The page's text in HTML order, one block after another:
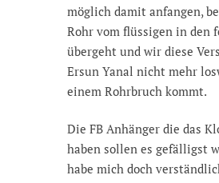
möglich damit anfangen,
Rohr vom flüssigen in den
übergeht und wir diese
Ersun Yanal nicht mehr
einem Rohrbruch kommt.
Die FB Anhänger die das
haben sollen es gefälligst
habe mich doch